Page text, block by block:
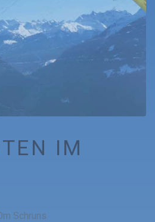
IM
Schruns